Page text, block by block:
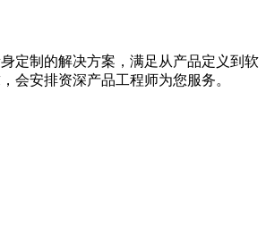
定制的解决方案，满足从产品定义到软
会安排资深产品工程师为您服务。